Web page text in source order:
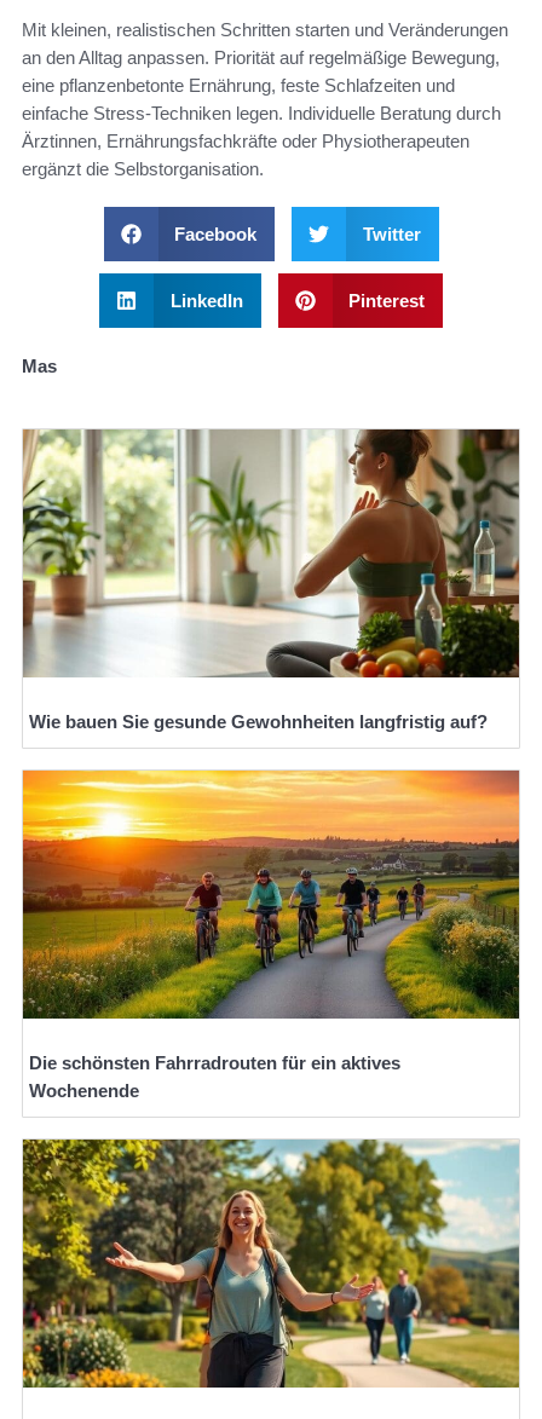
Mit kleinen, realistischen Schritten starten und Veränderungen
an den Alltag anpassen. Priorität auf regelmäßige Bewegung,
eine pflanzenbetonte Ernährung, feste Schlafzeiten und
einfache Stress‑Techniken legen. Individuelle Beratung durch
Ärztinnen, Ernährungsfachkräfte oder Physiotherapeuten
ergänzt die Selbstorganisation.
Facebook Twitter
LinkedIn Pinterest
Mas
Wie bauen Sie gesunde Gewohnheiten langfristig auf?
Die schönsten Fahrradrouten für ein aktives
Wochenende